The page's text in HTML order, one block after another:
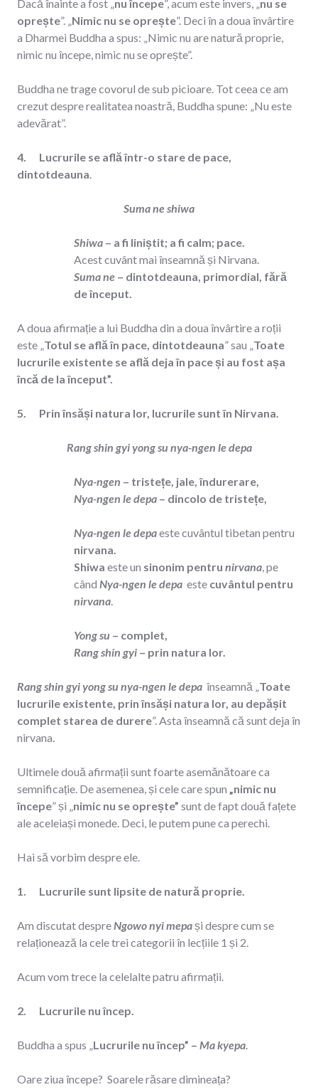
Dacă înainte a fost „nu începe”, acum este invers, „nu se
oprește”. „Nimic nu se oprește”. Deci în a doua învârtire
a Dharmei Buddha a spus: „Nimic nu are natură proprie,
nimic nu începe, nimic nu se oprește”.
Buddha ne trage covorul de sub picioare. Tot ceea ce am
crezut despre realitatea noastră, Buddha spune: „Nu este
adevărat”.
4. Lucrurile se află într-o stare de pace,
dintotdeauna.
Suma ne shiwa
Shiwa – a fi liniștit; a fi calm; pace.
Acest cuvânt mai înseamnă și Nirvana.
Suma ne – dintotdeauna, primordial, fără
de început.
A doua afirmație a lui Buddha din a doua învârtire a roții
este „Totul se află în pace, dintotdeauna” sau „Toate
lucrurile existente se află deja în paceși au fost așa
încă de la început”.
5. Prin însăși natura lor, lucrurile sunt în Nirvana.
Rang shin gyi yong su nya-ngen le depa
Nya-ngen – tristețe, jale, îndurerare,
Nya-ngen le depa – dincolo de tristețe,
Nya-ngen le depaeste cuvântul tibetan pentru
nirvana.
Shiwa este un sinonim pentru nirvana, pe
când Nya-ngen le depa este cuvântul pentru
nirvana.
Yong su – complet,
Rang shin gyi – prin natura lor.
Rang shin gyi yong su nya-ngen le depa înseamnă „Toate
lucrurile existente, prin însăși natura lor, au depășit
complet starea de durere”. Asta înseamnă că sunt deja în
nirvana.
Ultimele două afirmații sunt foarte asemănătoare ca
semnificație. De asemenea, și cele care spun „nimic nu
începe” și „nimic nu se oprește” sunt de fapt două fațete
ale aceleiași monede. Deci, le putem pune ca perechi.
Hai să vorbim despre ele.
1. Lucrurile sunt lipsite de natură proprie.
Am discutat despreNgowo nyi mepași despre cum se
relaționează la cele trei categorii în lecțiile 1 și 2.
Acum vom trece la celelalte patru afirmații.
2. Lucrurile nu încep.
Buddha a spus „Lucrurile nu încep” – Ma kyepa.
Oare ziua începe? Soarele răsare dimineața?